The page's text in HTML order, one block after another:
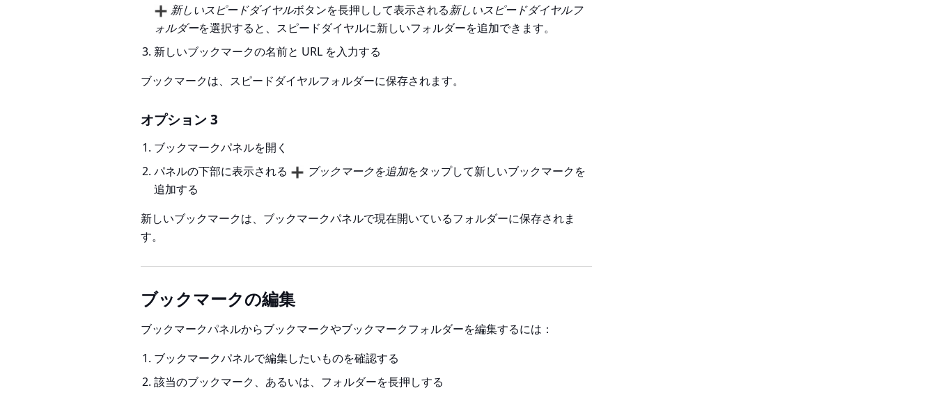
新しいスピードダイヤルボタンを長押しして表示される新しいスピードダイヤルフ
ォルダーを選択すると、スピードダイヤルに新しいフォルダーを追加できます。
新しいブックマークの名前と URL を入力する
ブックマークは、スピードダイヤルフォルダーに保存されます。
オプション 3
ブックマークパネルを開く
パネルの下部に表示される
ブックマークを追加をタップして新しいブックマークを
追加する
新しいブックマークは、ブックマークパネルで現在開いているフォルダーに保存されま
す。
ブックマークの編集
ブックマークパネルからブックマークやブックマークフォルダーを編集するには：
ブックマークパネルで編集したいものを確認する
該当のブックマーク、あるいは、フォルダーを長押しする